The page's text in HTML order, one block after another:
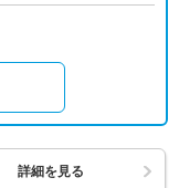
詳細を見る